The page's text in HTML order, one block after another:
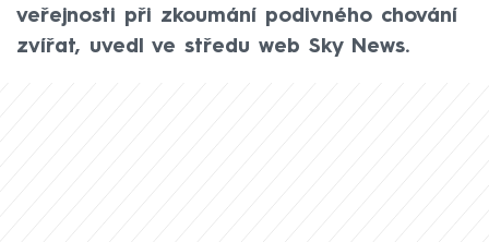
veřejnosti při zkoumání podivného chování
zvířat, uvedl ve středu web Sky News.